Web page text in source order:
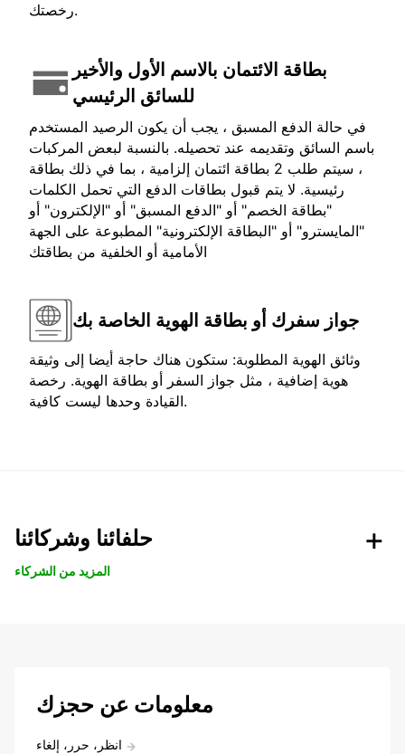
رخصتك.
بطاقة الائتمان بالاسم الأول والأخير
للسائق الرئيسي
في حالة الدفع المسبق ، يجب أن يكون الرصيد المستخدم
باسم السائق وتقديمه عند تحصيله. بالنسبة لبعض المركبات
، سيتم طلب 2 بطاقة ائتمان إلزامية ، بما في ذلك بطاقة
رئيسية. لا يتم قبول بطاقات الدفع التي تحمل الكلمات
"بطاقة الخصم" أو "الدفع المسبق" أو "الإلكترون" أو
"المايسترو" أو "البطاقة الإلكترونية" المطبوعة على الجهة
الأمامية أو الخلفية من بطاقتك
جواز سفرك أو بطاقة الهوية الخاصة بك
وثائق الهوية المطلوبة: ستكون هناك حاجة أيضا إلى وثيقة
هوية إضافية ، مثل جواز السفر أو بطاقة الهوية. رخصة
القيادة وحدها ليست كافية.
حلفائنا وشركائنا
المزيد من الشركاء
معلومات عن حجزك
انظر، حرر، إلغاء